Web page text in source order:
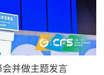
并做主题发言